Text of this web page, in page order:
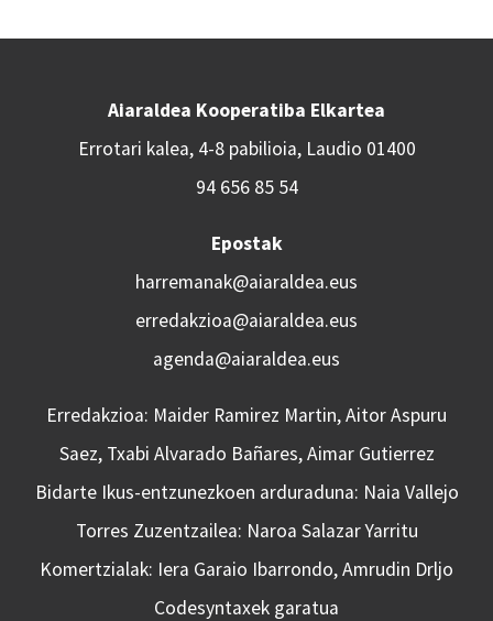
Aiaraldea Kooperatiba Elkartea
Errotari kalea, 4-8 pabilioia, Laudio 01400
94 656 85 54
Epostak
harremanak@aiaraldea.eus
erredakzioa@aiaraldea.eus
agenda@aiaraldea.eus
Erredakzioa: Maider Ramirez Martin, Aitor Aspuru
Saez, Txabi Alvarado Bañares, Aimar Gutierrez
Bidarte Ikus-entzunezkoen arduraduna: Naia Vallejo
Torres Zuzentzailea: Naroa Salazar Yarritu
Komertzialak: Iera Garaio Ibarrondo, Amrudin Drljo
Codesyntaxek garatua